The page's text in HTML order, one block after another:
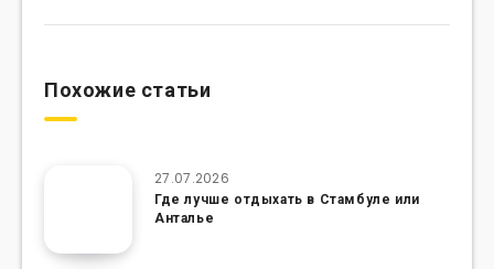
Похожие статьи
27.07.2026
Где лучше отдыхать в Стамбуле или
Анталье